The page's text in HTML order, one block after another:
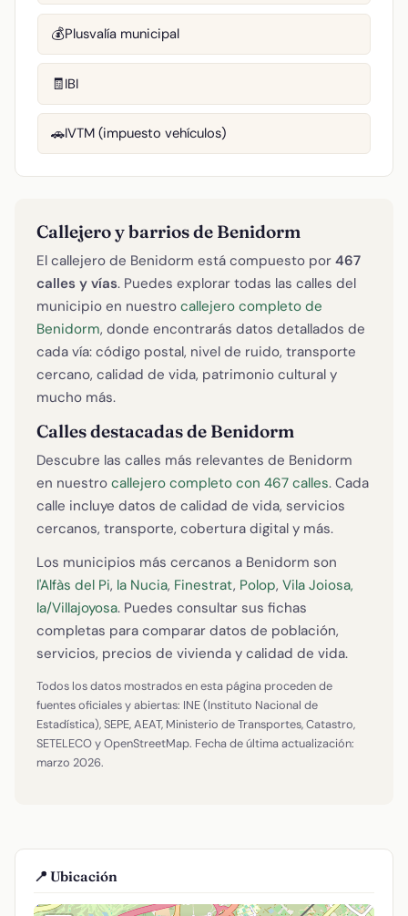
💰Plusvalía municipal
🧾IBI
🚗IVTM (impuesto vehículos)
Callejero y barrios de Benidorm
El callejero de Benidorm está compuesto por 467
calles y vías. Puedes explorar todas las calles del
municipio en nuestro callejero completo de
Benidorm, donde encontrarás datos detallados de
cada vía: código postal, nivel de ruido, transporte
cercano, calidad de vida, patrimonio cultural y
mucho más.
Calles destacadas de Benidorm
Descubre las calles más relevantes de Benidorm
en nuestro callejero completo con 467 calles. Cada
calle incluye datos de calidad de vida, servicios
cercanos, transporte, cobertura digital y más.
Los municipios más cercanos a Benidorm son
l'Alfàs del Pi, la Nucia, Finestrat, Polop, Vila Joiosa,
la/Villajoyosa. Puedes consultar sus fichas
completas para comparar datos de población,
servicios, precios de vivienda y calidad de vida.
Todos los datos mostrados en esta página proceden de
fuentes oficiales y abiertas: INE (Instituto Nacional de
Estadística), SEPE, AEAT, Ministerio de Transportes, Catastro,
SETELECO y OpenStreetMap. Fecha de última actualización:
marzo 2026.
📍 Ubicación